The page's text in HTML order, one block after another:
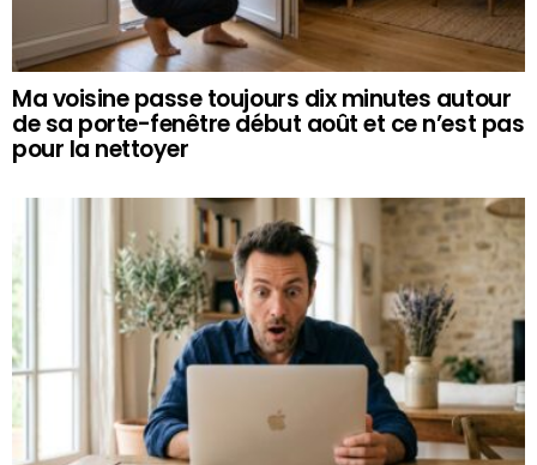
Ma voisine passe toujours dix minutes autour
de sa porte-fenêtre début août et ce n’est pas
pour la nettoyer